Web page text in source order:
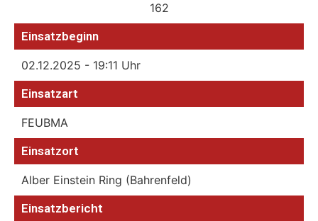
162
Einsatzbeginn
02.12.2025 - 19:11 Uhr
Einsatzart
FEUBMA
Einsatzort
Alber Einstein Ring (Bahrenfeld)
Einsatzbericht